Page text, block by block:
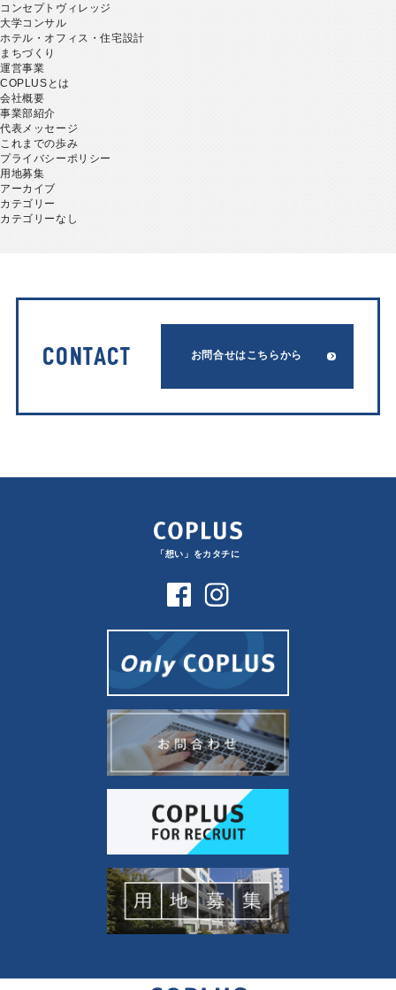
コンセプトヴィレッジ
大学コンサル
ホテル・オフィス・住宅設計
まちづくり
運営事業
COPLUSとは
会社概要
事業部紹介
代表メッセージ
これまでの歩み
プライバシーポリシー
用地募集
アーカイブ
カテゴリー
カテゴリーなし
CONTACT お問合せはこちらから
「想い」をカタチに